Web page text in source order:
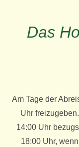
Das
Am Tage der
Uhr
14:00 Uhr
18:00 Uhr,